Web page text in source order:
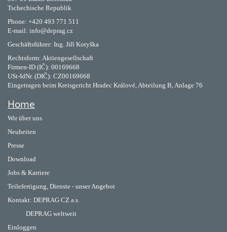
Tschechische Republik
Phone: +420 493 771 511
E-mail: info@deprag.cz
Geschäftsführer: Ing. Jiří Kotyška
Rechtsform: Aktiengesellschaft
Firmen-ID (IČ): 00169668
USt-IdNr. (DIČ): CZ00169668
Eingetragen beim Kreisgericht Hradec Králové, Abteilung B, Anlage 76
Home
Wir über uns
Neuheiten
Presse
Download
Jobs & Karriere
Teilefertigung, Dienste - unser Angebot
Kontakt: DEPRAG CZ a.s.
DEPRAG weltweit
Einloggen